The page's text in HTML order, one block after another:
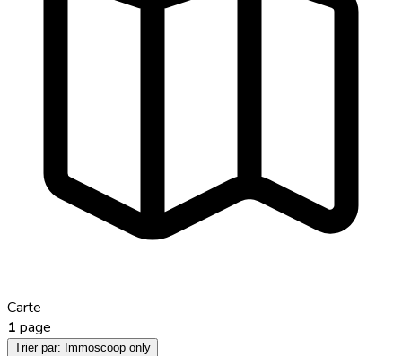
Carte
1 page
Trier par: Immoscoop only